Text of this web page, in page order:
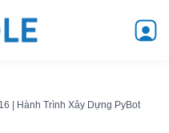
| Hành Trình Xây Dựng PyBot